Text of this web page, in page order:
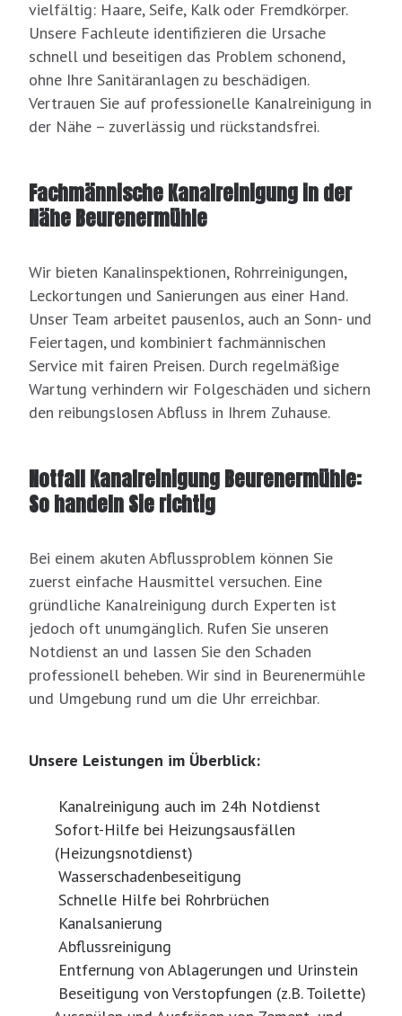
vielfältig: Haare, Seife, Kalk oder Fremdkörper.
Unsere Fachleute identifizieren die Ursache
schnell und beseitigen das Problem schonend,
ohne Ihre Sanitäranlagen zu beschädigen.
Vertrauen Sie auf professionelle Kanalreinigung in
der Nähe – zuverlässig und rückstandsfrei.
Fachmännische Kanalreinigung in der
Nähe Beurenermühle
Wir bieten Kanalinspektionen, Rohrreinigungen,
Leckortungen und Sanierungen aus einer Hand.
Unser Team arbeitet pausenlos, auch an Sonn- und
Feiertagen, und kombiniert fachmännischen
Service mit fairen Preisen. Durch regelmäßige
Wartung verhindern wir Folgeschäden und sichern
den reibungslosen Abfluss in Ihrem Zuhause.
Notfall Kanalreinigung Beurenermühle:
So handeln Sie richtig
Bei einem akuten Abflussproblem können Sie
zuerst einfache Hausmittel versuchen. Eine
gründliche Kanalreinigung durch Experten ist
jedoch oft unumgänglich. Rufen Sie unseren
Notdienst an und lassen Sie den Schaden
professionell beheben. Wir sind in Beurenermühle
und Umgebung rund um die Uhr erreichbar.
Unsere Leistungen im Überblick:
Kanalreinigung auch im 24h Notdienst
Sofort-Hilfe bei Heizungsausfällen
(Heizungsnotdienst)
Wasserschadenbeseitigung
Schnelle Hilfe bei Rohrbrüchen
Kanalsanierung
Abflussreinigung
Entfernung von Ablagerungen und Urinstein
Beseitigung von Verstopfungen (z.B. Toilette)